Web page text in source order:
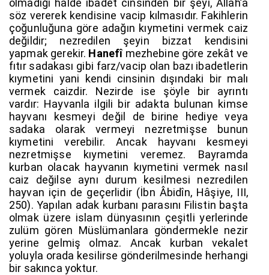
olmadığı halde ibadet cinsinden bir şeyi, Allah’a
söz vererek kendisine vacip kılmasıdır. Fakihlerin
çoğunluğuna göre adağın kıymetini vermek caiz
değildir; nezredilen şeyin bizzat kendisini
yapmak gerekir. Hanefîmezhebine göre zekât ve
fıtır sadakası gibi farz/vacip olan bazı ibadetlerin
kıymetini yani kendi cinsinin dışındaki bir malı
vermek caizdir. Nezirde ise şöyle bir ayrıntı
vardır: Hayvanla ilgili bir adakta bulunan kimse
hayvanı kesmeyi değil de birine hediye veya
sadaka olarak vermeyi nezretmişse bunun
kıymetini verebilir. Ancak hayvanı kesmeyi
nezretmişse kıymetini veremez. Bayramda
kurban olacak hayvanın kıymetini vermek nasıl
caiz değilse aynı durum kesilmesi nezredilen
hayvan için de geçerlidir (İbn Âbidîn, Hâşiye, III,
250). Yapılan adak kurbanı parasını Filistin başta
olmak üzere islam dünyasının çeşitli yerlerinde
zulüm gören Müslümanlara göndermekle nezir
yerine gelmiş olmaz. Ancak kurban vekalet
yoluyla orada kesilirse gönderilmesinde herhangi
bir sakınca yoktur.